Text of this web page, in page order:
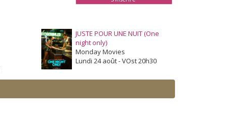
JUSTE POUR UNE NUIT (One
night only)
Monday Movies
Lundi 24 août - VOst 20h30